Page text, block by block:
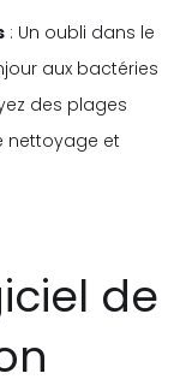
: Un oubli dans le
aux bactéries
des plages
nettoyage et
de